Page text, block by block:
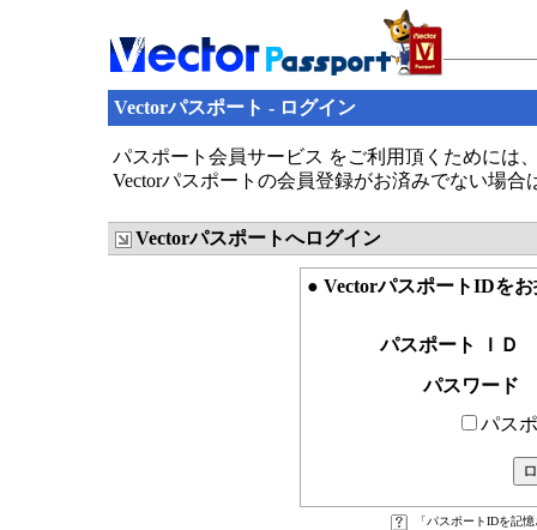
Vectorパスポート - ログイン
パスポート会員サービス をご利用頂くためには
Vectorパスポートの会員登録がお済みでない場
Vectorパスポートへログイン
● VectorパスポートIDを
パスポート ＩＤ
パスワード
パス
「パスポートIDを記